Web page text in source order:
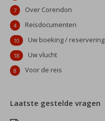
Over Corendon
7
Reisdocumenten
4
Uw boeking / reservering
10
Uw vlucht
18
Voor de reis
8
Laatste gestelde vragen